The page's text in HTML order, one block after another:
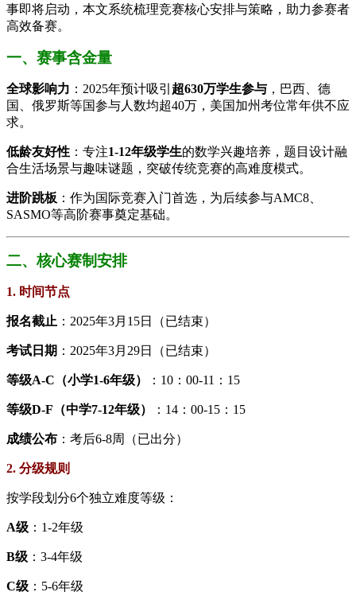
事即将启动，本文系统梳理竞赛核心安排与策略，助力参赛者
高效备赛。
一、赛事含金量
​全球影响力​ ​：2025年预计吸引​ ​超630万学生参与​ ​，巴西、德
国、俄罗斯等国参与人数均超40万，美国加州考位常年供不应
求。
​低龄友好性​ ​：专注​​1-12年级学生​​的数学兴趣培养，题目设计融
合生活场景与趣味谜题，突破传统竞赛的高难度模式。
​进阶跳板​ ​：作为国际竞赛入门首选，为后续参与AMC8、
SASMO等高阶赛事奠定基础。
二、核心赛制安排
1. 时间节点
​报名截止​ ​：2025年3月15日（已结束）
​考试日期​ ​：2025年3月29日（已结束）
​等级A-C（小学1-6年级）​ ​：10：00-11：15
​等级D-F（中学7-12年级）​ ​：14：00-15：15
​成绩公布​ ​：考后6-8周（已出分）
2. 分级规则
按学段划分6个独立难度等级：
​A级​ ​：1-2年级
​B级​ ​：3-4年级
​C级​ ​：5-6年级